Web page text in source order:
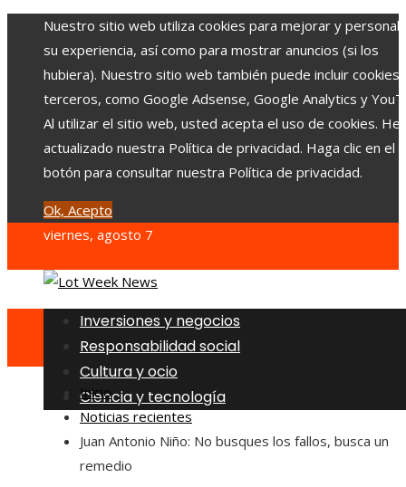
Nuestro sitio web utiliza cookies para mejorar y
su experiencia, así como para mostrar anuncios (si los
hubiera). Nuestro sitio web también puede incluir cookies
terceros, como Google Adsense, Google Analytics y
Al utilizar el sitio web, usted acepta el uso de cookies.
actualizado nuestra Política de privacidad. Haga clic en el
botón para consultar nuestra Política de privacidad.
Ok, Acepto
viernes, agosto 7
Inversiones y negocios
Responsabilidad social
Cultura y ocio
Ciencia y tecnología
Inicio
Noticias recientes
Juan Antonio Niño: No busques los fallos, busca un
remedio